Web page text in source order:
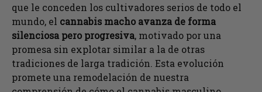
que le conceden los cultivadores serios de todo el
mundo, el cannabis macho avanza de forma
silenciosa pero progresiva, motivado por una
promesa sin explotar similar a la de otras
tradiciones de larga tradición. Esta evolución
promete una remodelación de nuestra